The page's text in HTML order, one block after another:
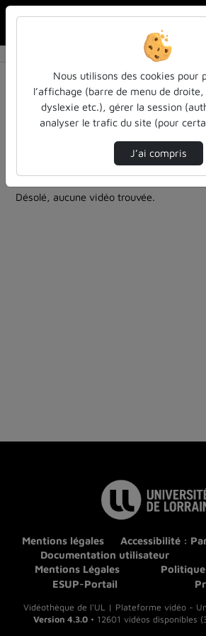
Résultats de la
Filtres actifs (cliquer pour en retirer) :
entendu-des-confs-a-ecouter
entendu-des-confs-a-ecouter
1 vidéo trouvée
Désolé, aucune vidéo trouvée.
Mentions légales
Accessibilité :
Documentation utilisateur
Mentions Légales
ESUP-Portail
Vidéothèque de l'UL | Plateforme vidéo -
Version 4.3.0 • 12601 vidéos disponibles
Nous utilisons des cookies pour
l’affichage (barre de menu de
dyslexie etc.), gérer la session
analyser le trafic du site (pour
J’ai compris